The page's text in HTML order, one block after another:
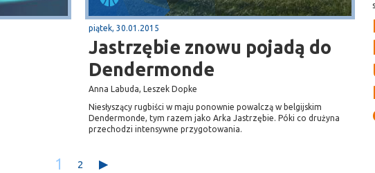
piątek, 30.01.2015
Jastrzębie znowu pojadą do
Dendermonde
Anna Labuda, Leszek Dopke
Niesłyszący rugbiści w maju ponownie powalczą w belgijskim
Dendermonde, tym razem jako Arka Jastrzębie. Póki co drużyna
przechodzi intensywne przygotowania.
1 2